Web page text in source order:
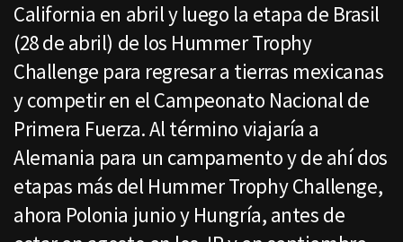
California en abril y luego la etapa de Brasil
(28 de abril) de los Hummer Trophy
Challenge para regresar a tierras mexicanas
y competir en el Campeonato Nacional de
Primera Fuerza. Al término viajaría a
Alemania para un campamento y de ahí dos
etapas más del Hummer Trophy Challenge,
ahora Polonia junio y Hungría, antes de